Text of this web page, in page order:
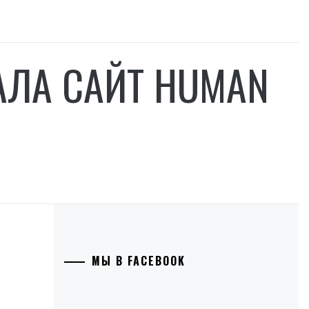
САЙТ HUMAN
МЫ В FACEBOOK